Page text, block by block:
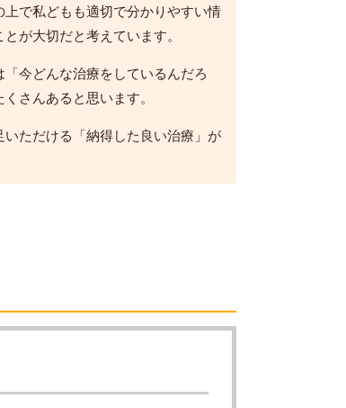
で私どもも適切で分かりやすい情
が大切だと考えています。
今どんな治療をしているんだろ
さんあると思います。
ただける「納得した良い治療」が